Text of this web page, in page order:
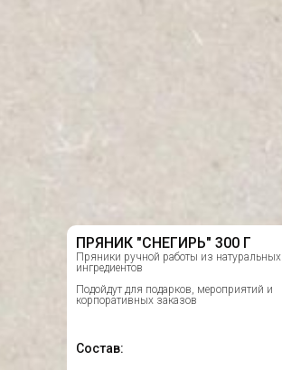
ПРЯНИК "СНЕГИРЬ" 300 Г
Пряники ручной работы из натуральных
ингредиентов
Подойдут для подарков, мероприятий и
корпоративных заказов
Состав: